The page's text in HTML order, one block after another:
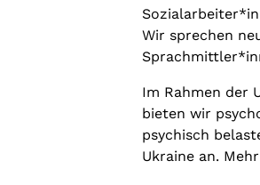
Wir sprechen
Im Rahmen der
bieten wir
psychisch
Ukraine an.